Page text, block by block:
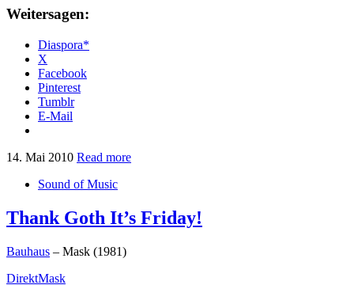
Weitersagen:
Diaspora*
X
Facebook
Pinterest
Tumblr
E-Mail
14. Mai 2010 Read more
Sound of Music
Thank Goth It’s Friday!
Bauhaus – Mask (1981)
DirektMask